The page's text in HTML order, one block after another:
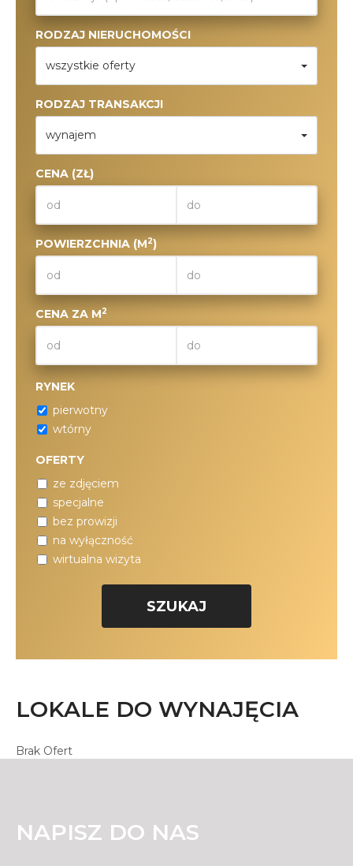
RODZAJ NIERUCHOMOŚCI
wszystkie oferty
RODZAJ TRANSAKCJI
wynajem
CENA (ZŁ)
POWIERZCHNIA (M2)
CENA ZA M2
RYNEK
pierwotny
wtórny
OFERTY
ze zdjęciem
specjalne
bez prowizji
na wyłączność
wirtualna wizyta
LOKALE DO WYNAJĘCIA
Brak Ofert
NAPISZ DO NAS